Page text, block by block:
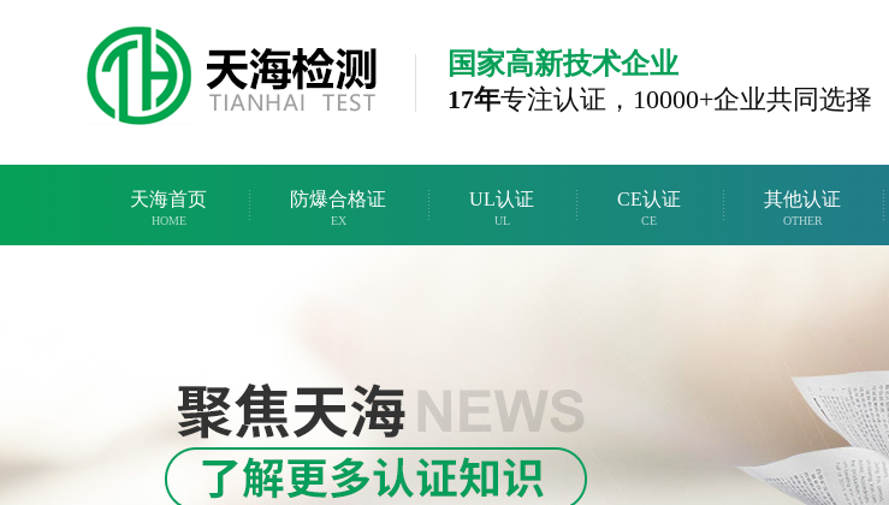
国家高新技术企业
17年专注认证， 10000+企业共同选择
天海首页
HOME
防爆合格证
EX
UL认证
UL
CE认证
CE
其他认证
OTHER